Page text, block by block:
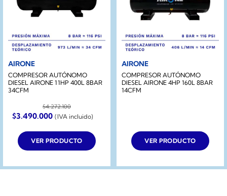
AIRONE
COMPRESOR AUTÓNOMO
DIESEL AIRONE 11HP 400L 8BAR
34CFM
$4.272.100
El
precio
era:
$4.272.100.
$3.490.000El
precio
es:
$3.490.000.
(IVA incluido)
VER PRODUCTO
AIRONE
COMPRESOR AUTÓNOMO
DIESEL AIRONE 4HP 160L 8BAR
14CFM
VER PRODUCTO